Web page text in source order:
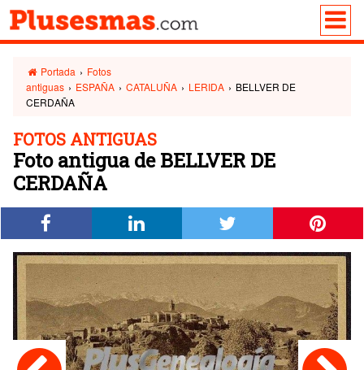
Portada › Fotos
antiguas › ESPAÑA › CATALUÑA › LERIDA › BELLVER DE
CERDAÑA
FOTOS ANTIGUAS
Foto antigua de BELLVER DE
CERDAÑA